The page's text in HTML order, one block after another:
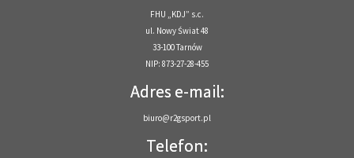
FHU „KDJ” s.c.
ul. Nowy Świat 48
33-100 Tarnów
NIP: 873-27-28-455
Adres e-mail:
biuro@r2gsport.pl
Telefon: